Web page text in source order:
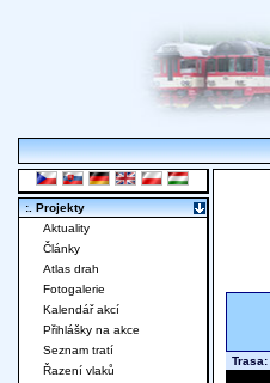
Trasa:
:. Projekty
Aktuality
Články
Atlas drah
Fotogalerie
Kalendář akcí
Přihlášky na akce
Seznam tratí
Řazení vlaků